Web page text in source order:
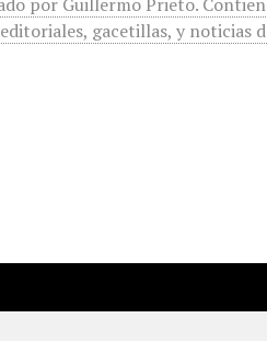
gacetillas, y noticias